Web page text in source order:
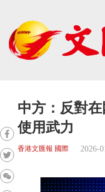
中方：反對
使用武力
香港文匯報 國際 2026-